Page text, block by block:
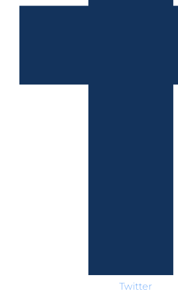
Twitter